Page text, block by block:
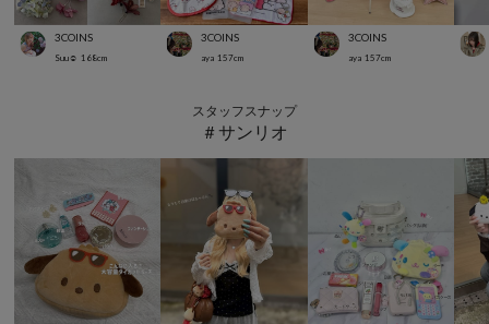
3COINS
Suu☺︎ 168cm
3COINS
aya 157cm
3COINS
aya 157cm
スタッフスナップ
＃サンリオ